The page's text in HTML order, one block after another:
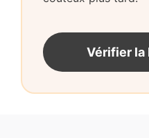
Vérifier la